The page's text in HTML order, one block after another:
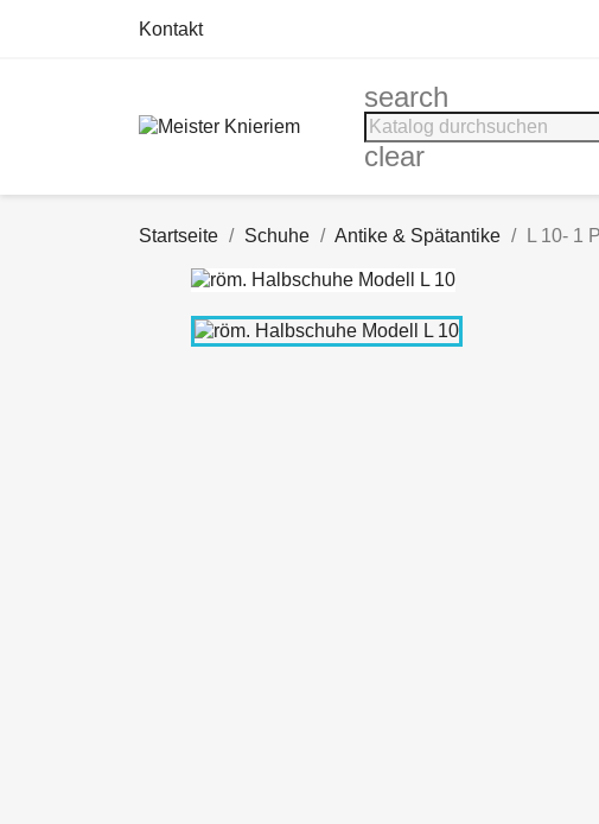
Kontakt
search
clear
Startseite Schuhe Antike & Spätantike L 10- 1